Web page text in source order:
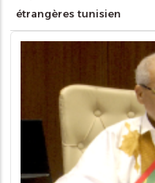
étrangères tunisien